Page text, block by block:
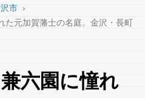
市
た元加賀藩士の名庭。金沢・長町
六園に憧れ